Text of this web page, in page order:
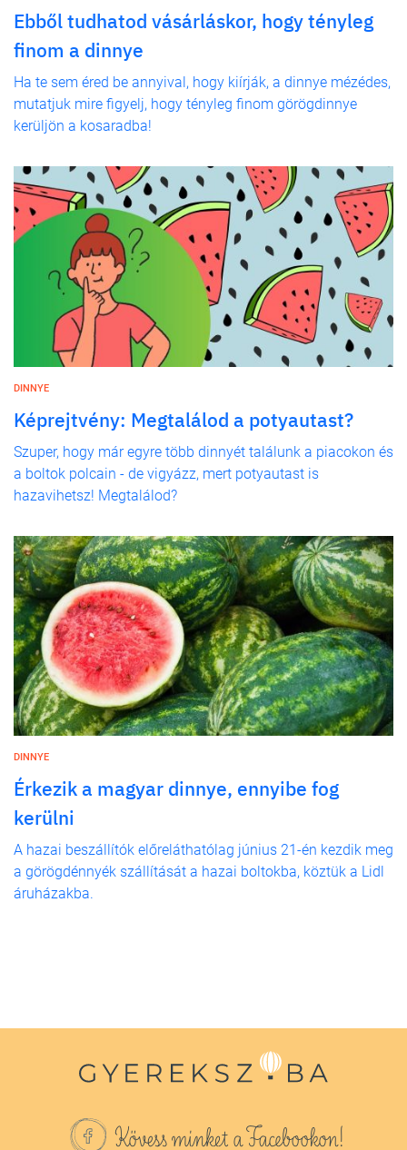
Ebből tudhatod vásárláskor, hogy tényleg
finom a dinnye
Ha te sem éred be annyival, hogy kiírják, a dinnye mézédes,
mutatjuk mire figyelj, hogy tényleg finom görögdinnye
kerüljön a kosaradba!
DINNYE
Képrejtvény: Megtalálod a potyautast?
Szuper, hogy már egyre több dinnyét találunk a piacokon és
a boltok polcain - de vigyázz, mert potyautast is
hazavihetsz! Megtalálod?
DINNYE
Érkezik a magyar dinnye, ennyibe fog
kerülni
A hazai beszállítók előreláthatólag június 21-én kezdik meg
a görögdénnyék szállítását a hazai boltokba, köztük a Lidl
áruházakba.
Kövess minket a Facebookon!